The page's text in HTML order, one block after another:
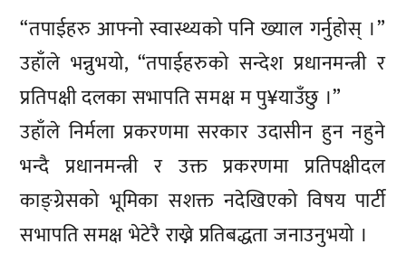
“तपाईहरु आफ्नो स्वास्थ्यको पनि ख्याल गर्नुहोस् ।”
उहाँले भन्नुभयो, “तपाईहरुको सन्देश प्रधानमन्त्री र
प्रतिपक्षी दलका सभापति समक्ष म पु¥याउँछु ।”
उहाँले निर्मला प्रकरणमा सरकार उदासीन हुन नहुने
भन्दै प्रधानमन्त्री र उक्त प्रकरणमा प्रतिपक्षीदल
काङ्ग्रेसको भूमिका सशक्त नदेखिएको विषय पार्टी
सभापति समक्ष भेटेरै राख्ने प्रतिबद्धता जनाउनुभयो ।